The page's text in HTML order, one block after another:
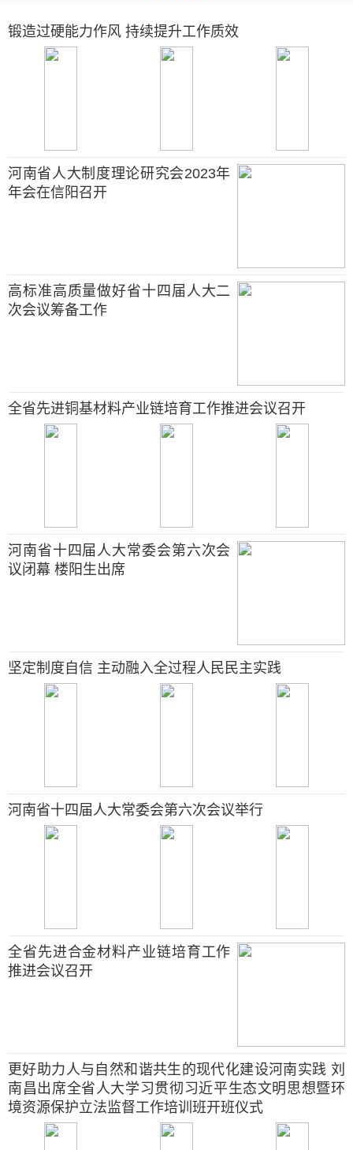
锻造过硬能力作风 持续提升工作质效
河南省人大制度理论研究会2023年
年会在信阳召开
高标准高质量做好省十四届人大二
次会议筹备工作
全省先进铜基材料产业链培育工作推进会议召开
河南省十四届人大常委会第六次会
议闭幕 楼阳生出席
坚定制度自信 主动融入全过程人民民主实践
河南省十四届人大常委会第六次会议举行
全省先进合金材料产业链培育工作
推进会议召开
更好助力人与自然和谐共生的现代化建设河南实践 刘
南昌出席全省人大学习贯彻习近平生态文明思想暨环
境资源保护立法监督工作培训班开班仪式